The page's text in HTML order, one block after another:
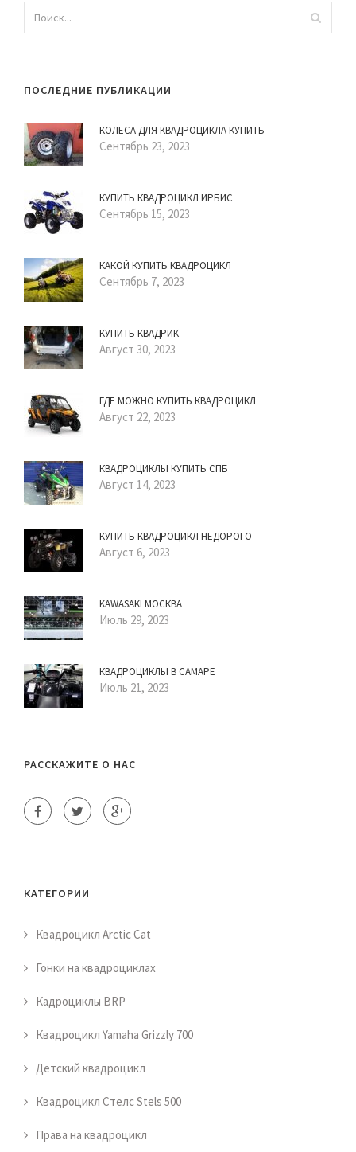
ПОСЛЕДНИЕ ПУБЛИКАЦИИ
КОЛЕСА ДЛЯ КВАДРОЦИКЛА КУПИТЬ
Сентябрь 23, 2023
КУПИТЬ КВАДРОЦИКЛ ИРБИС
Сентябрь 15, 2023
КАКОЙ КУПИТЬ КВАДРОЦИКЛ
Сентябрь 7, 2023
КУПИТЬ КВАДРИК
Август 30, 2023
ГДЕ МОЖНО КУПИТЬ КВАДРОЦИКЛ
Август 22, 2023
КВАДРОЦИКЛЫ КУПИТЬ СПБ
Август 14, 2023
КУПИТЬ КВАДРОЦИКЛ НЕДОРОГО
Август 6, 2023
KAWASAKI МОСКВА
Июль 29, 2023
КВАДРОЦИКЛЫ В САМАРЕ
Июль 21, 2023
РАССКАЖИТЕ О НАС
КАТЕГОРИИ
Квадроцикл Arctic Cat
Гонки на квадроциклах
Кадроциклы BRP
Квадроцикл Yamaha Grizzly 700
Детский квадроцикл
Квадроцикл Стелс Stels 500
Права на квадроцикл